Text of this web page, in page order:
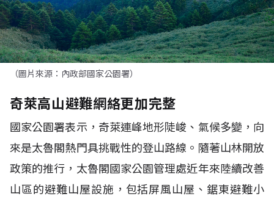
（圖片來源：內政部國家公園署）
奇萊高山避難網絡更加完整
國家公園署表示，奇萊連峰地形陡峻、氣候多變，向
來是太魯閣熱門具挑戰性的登山路線。隨著山林開放
政策的推行，太魯閣國家公園管理處近年來陸續改善
山區的避難山屋設施，包括屏風山屋、鋸東避難小